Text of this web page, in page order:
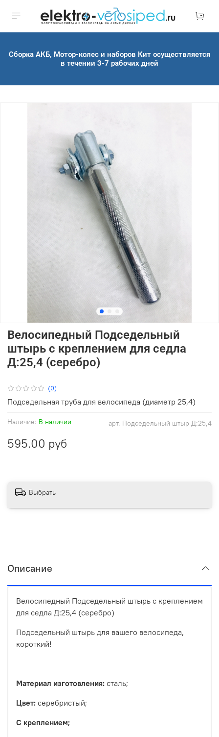
Сборка АКБ, Мотор-колес и наборов Кит осуществляется
в течении 3-7 рабочих дней
(0)
арт. Подседельный штыр Д:25,4
Наличие: В наличии
Велосипедный Подседельный
штырь с креплением для седла
Д:25,4 (серебро)
595.00 руб
Подседельная труба для велосипеда (диаметр 25,4)
Выбрать
Описание
Велосипедный Подседельный штырь с креплением
для седла Д:25,4 (серебро)
Подседельный штырь для вашего велосипеда,
короткий!
Материал изготовления: сталь;
Цвет: серебристый;
С креплением;